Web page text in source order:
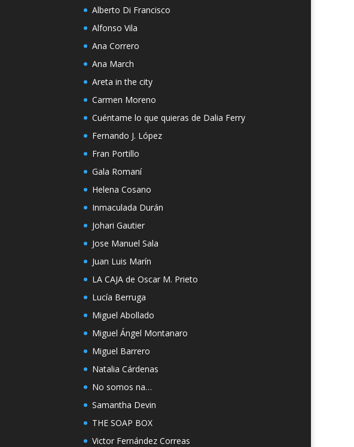
Alberto Di Francisco
Alfonso Vila
Ana Correro
Ana March
Areta in the city
Carmen Moreno
Cuéntame lo que quieras de Dalia Ferry
Fernando J. López
Fran Portillo
Gala Romaní
Helena Cosano
Inmaculada Durán
Johari Gautier
Jose Manuel Sala
Juan Luis Marín
LA CAJA de Oscar M. Prieto
Lucía Berruga
Miguel Abollado
Miguel Ángel Montanaro
Miguel Barrero
Natalia Cárdenas
No somos na…
Samantha Devin
THE SOAP BOX
Victor Fernández Correas